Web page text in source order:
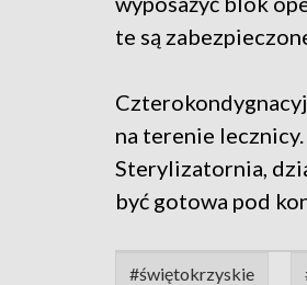
te są
na terenie
Sterylizatornia,
być gotowa pod
#świętokrzyskie